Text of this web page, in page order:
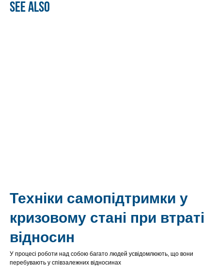
See also
Техніки самопідтримки у
кризовому стані при втраті
відносин
У процесі роботи над собою багато людей усвідомлюють, що вони
перебувають у співзалежних відносинах